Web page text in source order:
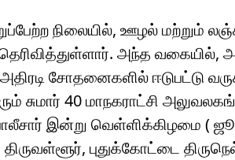
நிலையில், ஊழல் மற்றும்
அந்த வகையில்,
அதிரடி சோதனைகளில் ஈடுபட்டு
சுமார் 40 மாநகராட்சி
போலீசார் இன்று வெள்ளிக்கிழமை (
புதுக்கோட்டை